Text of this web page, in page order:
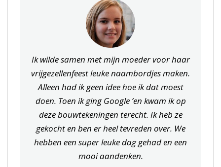
Ik wilde samen met mijn moeder voor haar
vrijgezellenfeest leuke naambordjes maken.
Alleen had ik geen idee hoe ik dat moest
doen. Toen ik ging Google ‘en kwam ik op
deze bouwtekeningen terecht. Ik heb ze
gekocht en ben er heel tevreden over. We
hebben een super leuke dag gehad en een
mooi aandenken.